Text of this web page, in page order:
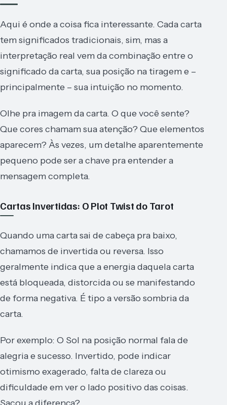
Aqui é onde a coisa fica interessante. Cada carta
tem significados tradicionais, sim, mas a
interpretação real vem da combinação entre o
significado da carta, sua posição na tiragem e –
principalmente – sua intuição no momento.
Olhe pra imagem da carta. O que você sente?
Que cores chamam sua atenção? Que elementos
aparecem? Às vezes, um detalhe aparentemente
pequeno pode ser a chave pra entender a
mensagem completa.
Cartas Invertidas: O Plot Twist do Tarot
Quando uma carta sai de cabeça pra baixo,
chamamos de invertida ou reversa. Isso
geralmente indica que a energia daquela carta
está bloqueada, distorcida ou se manifestando
de forma negativa. É tipo a versão sombria da
carta.
Por exemplo: O Sol na posição normal fala de
alegria e sucesso. Invertido, pode indicar
otimismo exagerado, falta de clareza ou
dificuldade em ver o lado positivo das coisas.